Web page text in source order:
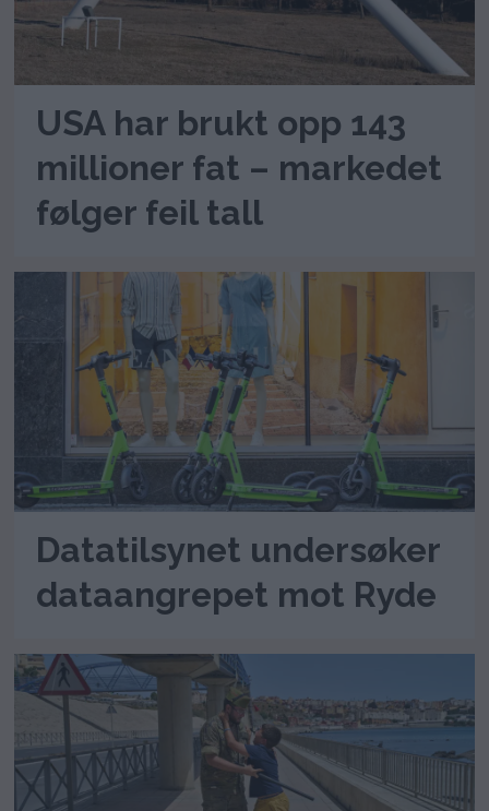
USA har brukt opp 143
millioner fat – markedet
følger feil tall
Datatilsynet undersøker
dataangrepet mot Ryde